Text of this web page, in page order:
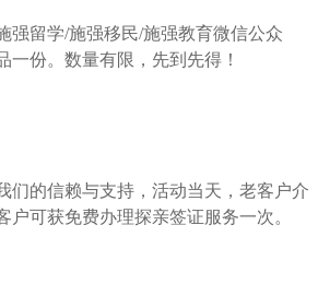
强留学/施强移民/施强教育微信公众
一份。数量有限，先到先得！
们的信赖与支持，活动当天，老客户介
户可获免费办理探亲签证服务一次。